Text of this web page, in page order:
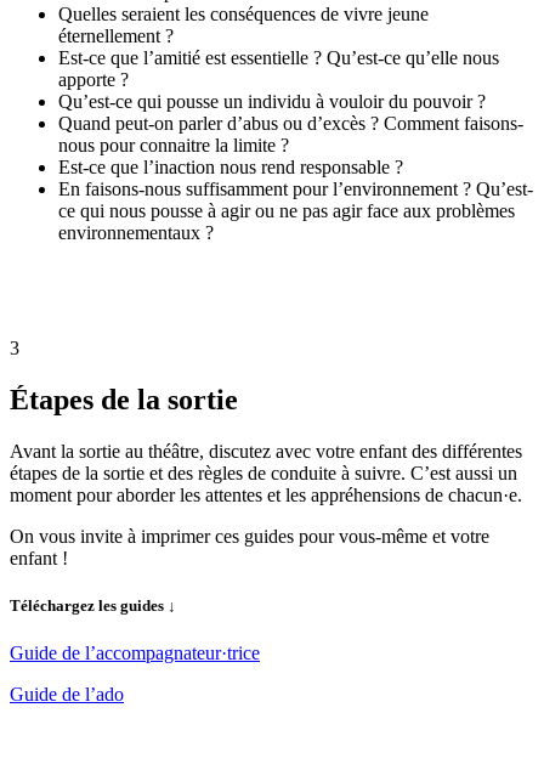
Quelles seraient les conséquences de vivre jeune
éternellement ?
Est-ce que l’amitié est essentielle ? Qu’est-ce qu’elle nous
apporte ?
Qu’est-ce qui pousse un individu à vouloir du pouvoir ?
Quand peut-on parler d’abus ou d’excès ? Comment faisons-
nous pour connaitre la limite ?
Est-ce que l’inaction nous rend responsable ?
En faisons-nous suffisamment pour l’environnement ? Qu’est-
ce qui nous pousse à agir ou ne pas agir face aux problèmes
environnementaux ?
3
Étapes de la sortie
Avant la sortie au théâtre, discutez avec votre enfant des différentes
étapes de la sortie et des règles de conduite à suivre. C’est aussi un
moment pour aborder les attentes et les appréhensions de chacun·e.
On vous invite à imprimer ces guides pour vous-même et votre
enfant !
Téléchargez les guides ↓
Guide de l’accompagnateur·trice
Guide de l’ado